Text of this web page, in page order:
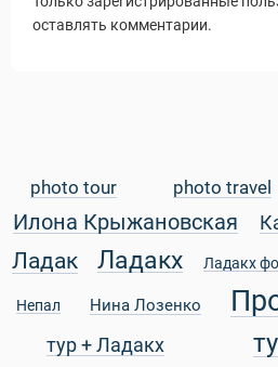
оставлять комментарии.
photo tour photo travel
Илона Крыжановская
Ладак
Ладакх Ладакх
Непал Нина Лозенко
тур + Ладакх